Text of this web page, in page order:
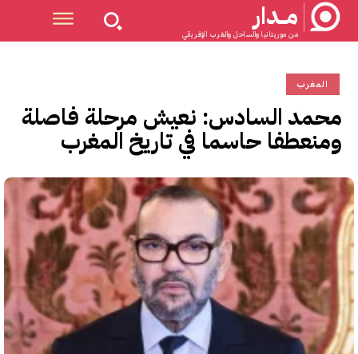
مــدار
من موريتانيا والساحل والغرب الإفريقي
المغرب
محمد السادس: نعيش مرحلة فاصلة
ومنعطفا حاسما في تاريخ المغرب